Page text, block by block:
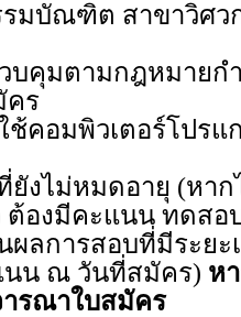
มบัณฑิต สาขาวิศว
บคุมตามกฎหมายก
คร
คอมพิวเตอร์โปรแ
งไม่หมดอายุ (หา
องมีคะแนน ทดสอ
ลการสอบที่มีระยะ
นน ณ วันที่สมัคร) ห
รณาใบสมัคร